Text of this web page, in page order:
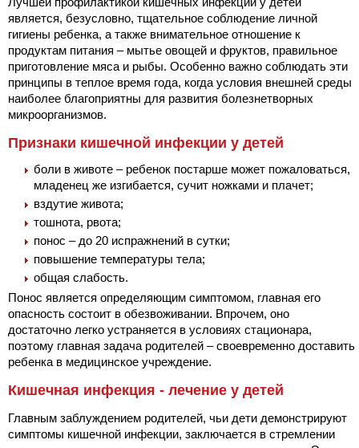
является, безусловно, тщательное соблюдение личной
гигиены ребенка, а также внимательное отношение к
продуктам питания – мытье овощей и фруктов, правильное
приготовление мяса и рыбы. Особенно важно соблюдать эти
принципы в теплое время года, когда условия внешней среды
наиболее благоприятны для развития болезнетворных
микроорганизмов.
Признаки кишечной инфекции у детей
боли в животе – ребенок постарше может пожаловаться,
младенец же изгибается, сучит ножками и плачет;
вздутие живота;
тошнота, рвота;
понос – до 20 испражнений в сутки;
повышение температуры тела;
общая слабость.
Понос является определяющим симптомом, главная его
опасность состоит в обезвоживании. Впрочем, оно
достаточно легко устраняется в условиях стационара,
поэтому главная задача родителей – своевременно доставить
ребенка в медицинское учреждение.
Кишечная инфекция - лечение у детей
Главным заблуждением родителей, чьи дети демонстрируют
симптомы кишечной инфекции, заключается в стремлении